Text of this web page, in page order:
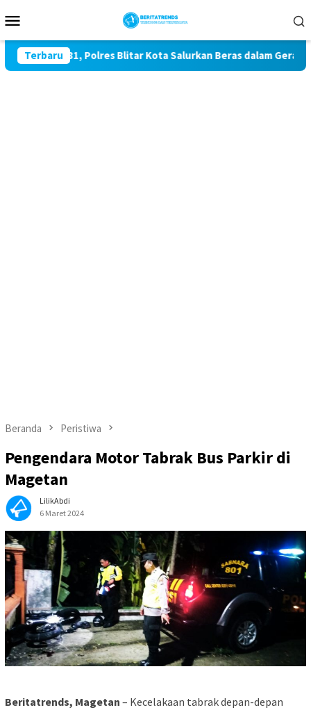
ke
Mobile
Terbaru
RI ke-81, Polres Blitar Kota Salurkan Beras dalam Gerakan
Beranda Peristiwa
Pengendara Motor Tabrak Bus Parkir di
Magetan
LilikAbdi
6 Maret 2024
Beritatrends, Magetan – Kecelakaan tabrak depan-depan